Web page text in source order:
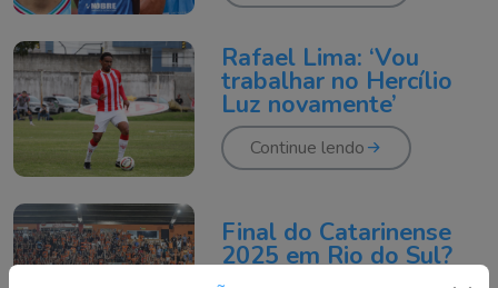
Rafael Lima: ‘Vou
trabalhar no Hercílio
Luz novamente’
Continue lendo
Final do Catarinense
2025 em Rio do Sul?